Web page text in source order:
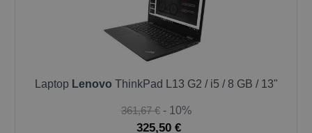
Laptop Lenovo ThinkPad L13 G2 / i5 / 8 GB / 13"
361,67 € - 10%
325,50 €